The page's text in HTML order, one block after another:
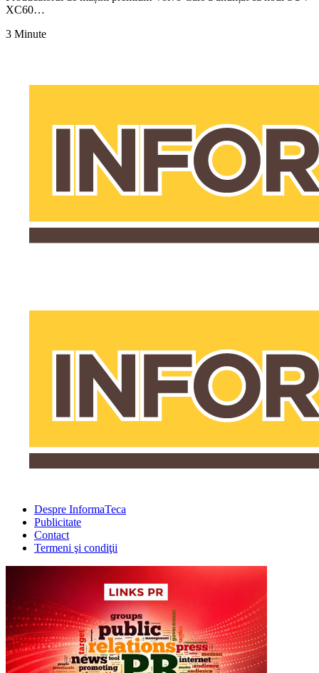
XC60…
3 Minute
Despre InformaTeca
Publicitate
Contact
Termeni şi condiţii